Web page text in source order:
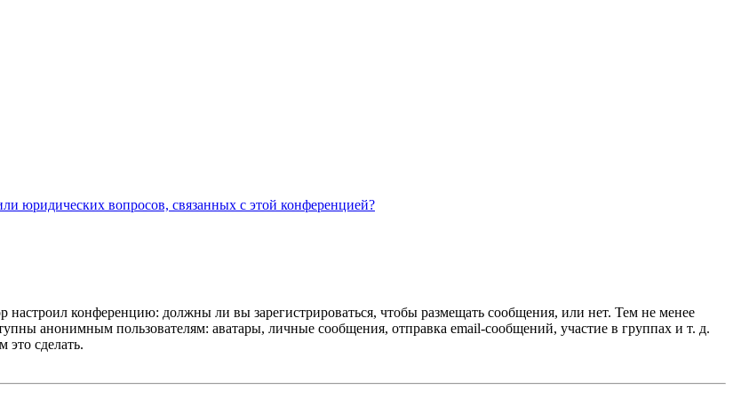
юридических вопросов, связанных с этой конференцией?
настроил конференцию: должны ли вы зарегистрироваться, чтобы размещать сообщения, или нет. Тем не менее
анонимным пользователям: аватары, личные сообщения, отправка email-сообщений, участие в группах и т. д.
это сделать.